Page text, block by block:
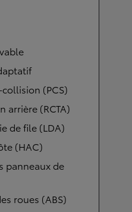
(PCS)
arrière (RCTA)
de file (LDA)
(HAC)
panneaux de
roues (ABS)